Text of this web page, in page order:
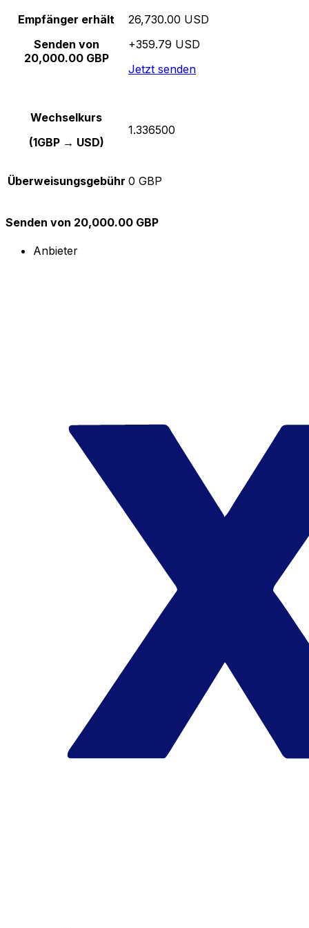
Empfänger erhält
Senden von
20,000.00 GBP
26,730.00 USD
+359.79 USD
Jetzt senden
Wechselkurs
(1GBP → USD)
1.336500
Überweisungsgebühr 0 GBP
Senden von 20,000.00 GBP
Anbieter